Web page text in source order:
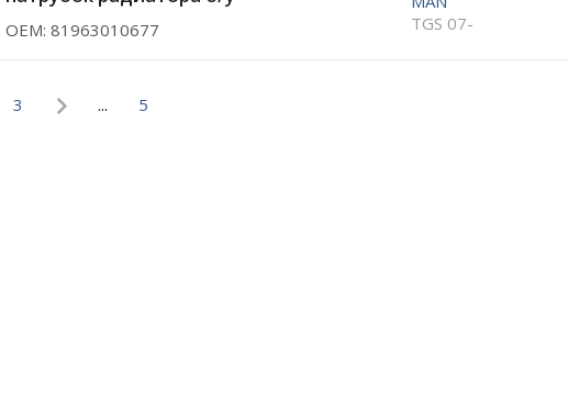
ОЕМ: 81963010677
TGS 07-
3 ... 5